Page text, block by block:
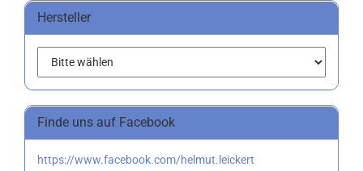
Hersteller
Finde uns auf Facebook
https://www.facebook.com/helmut.leickert